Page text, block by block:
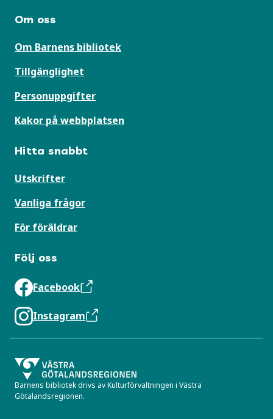
Om oss
Om Barnens bibliotek
Tillgänglighet
Personuppgifter
Kakor på webbplatsen
Hitta snabbt
Utskrifter
Vanliga frågor
För föräldrar
Följ oss
Facebook
Instagram
Barnens bibliotek drivs av Kulturförvaltningen i Västra
Götalandsregionen.